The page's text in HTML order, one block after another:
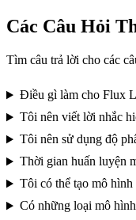
Các Câu Hỏi
Tìm câu trả lời cho các
Điều gì làm cho Flux
Tôi nên viết lời nhắc
Tôi nên sử dụng độ
Thời gian huấn luyện
Tôi có thể tạo mô
Có những loại mô